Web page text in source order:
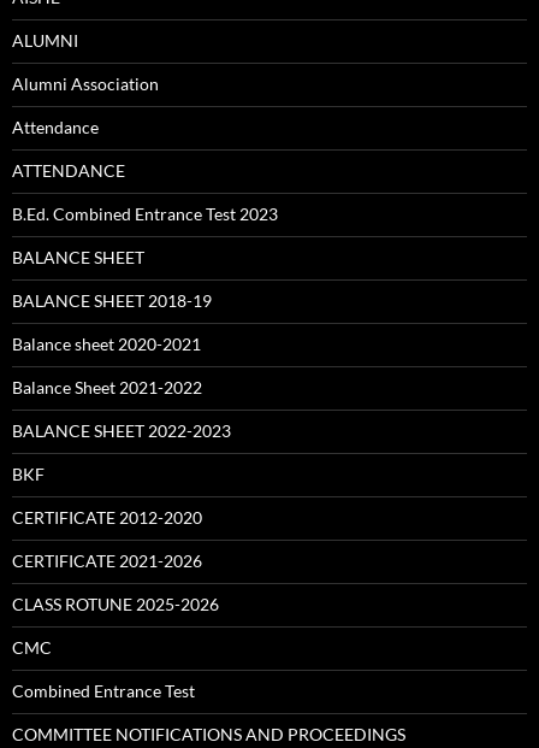
ALUMNI
Alumni Association
Attendance
ATTENDANCE
B.Ed. Combined Entrance Test 2023
BALANCE SHEET
BALANCE SHEET 2018-19
Balance sheet 2020-2021
Balance Sheet 2021-2022
BALANCE SHEET 2022-2023
BKF
CERTIFICATE 2012-2020
CERTIFICATE 2021-2026
CLASS ROTUNE 2025-2026
CMC
Combined Entrance Test
COMMITTEE NOTIFICATIONS AND PROCEEDINGS